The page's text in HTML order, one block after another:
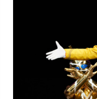
2000万円以上
7000万円~１億円